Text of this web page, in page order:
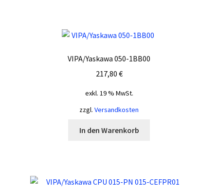
VIPA/Yaskawa 050-1BB00
217,80 €
exkl. 19 % MwSt.
zzgl. Versandkosten
In den Warenkorb